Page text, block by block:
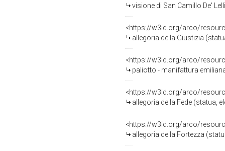
visione di San Camillo De' Lellis; San
<https://w3id.org/arco/
allegoria della Giustizia
<https://w3id.org/arco/
paliotto - manifattura
<https://w3id.org/arco/
allegoria della Fede (statua,
<https://w3id.org/arco/
allegoria della Fortezza